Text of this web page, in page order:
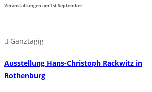
Veranstaltungen am1stSeptember
Ganztägig
Ausstellung Hans-Christoph Rackwitz in
Rothenburg